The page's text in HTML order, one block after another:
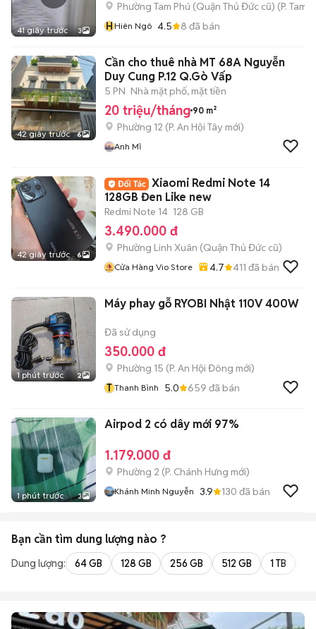
41 giây trước 3
Phường Tam Phú (Quận Thủ Đức cũ) (P. Tam
HHiên Ngô 4.5 8 đã bán
42 giây trước 6
Cần cho thuê nhà MT 68A Nguyễn
Duy Cung P.12 Q.Gò Vấp
5 PN Nhà mặt phố, mặt tiền
20 triệu/tháng 90 m²
Phường 12 (P. An Hội Tây mới)
Anh Mĩ
42 giây trước 6
Xiaomi Redmi Note 14
128GB Đen Like new
Redmi Note 14 128 GB
3.490.000 đ
Phường Linh Xuân (Quận Thủ Đức cũ)
Cửa Hàng Vio Store 4.7 411 đã bán
1 phút trước 2
Máy phay gỗ RYOBI Nhật 110V 400W
Đã sử dụng
350.000 đ
Phường 15 (P. An Hội Đông mới)
T Thanh Bình 5.0 659 đã bán
1 phút trước 3
Airpod 2 có dây mới 97%
1.179.000 đ
Phường 2 (P. Chánh Hưng mới)
Khánh Minh Nguyễn 3.9 130 đã bán
Bạn cần tìm dung lượng nào ?
Dung lượng: 64 GB 128 GB 256 GB 512 GB 1 TB